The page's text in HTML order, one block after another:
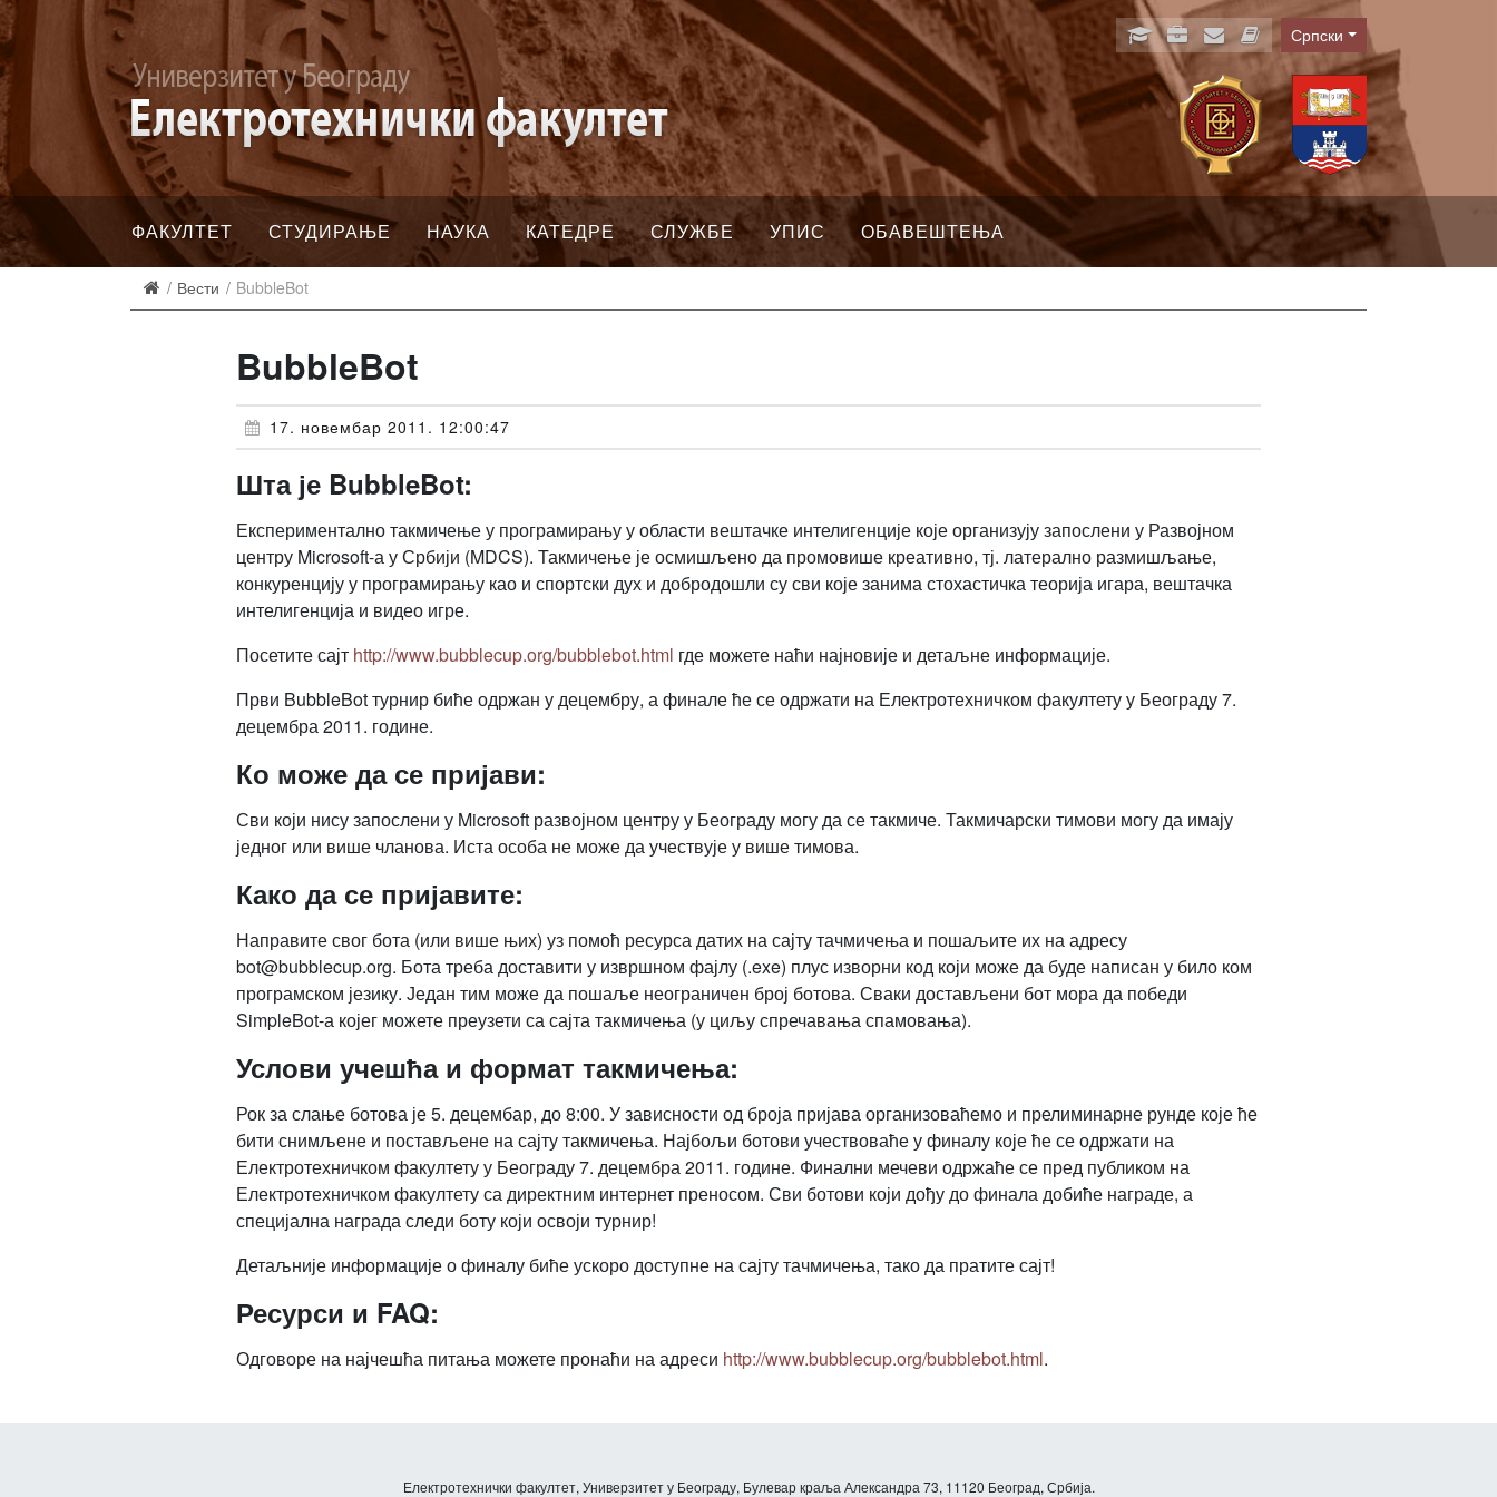
Language
Српски
ФАКУЛТЕТ СТУДИРАЊЕ НАУКА КАТЕДРЕ СЛУЖБЕ УПИС ОБАВЕШТЕЊА
Вести BubbleBot
BubbleBot
17. новембар 2011. 12:00:47
Шта је BubbleBot:
Експериментално такмичење у програмирању у области вештачке интелигенције које организују запослени у Развојном
центру Microsoft-а у Србији (MDCS). Такмичење је осмишљено да промовише креативно, тј. латерално размишљање,
конкуренцију у програмирању као и спортски дух и добродошли су сви које занима стохастичка теорија игара, вештачка
интелигенција и видео игре.
Посетите сајт http://www.bubblecup.org/bubblebot.html где можете наћи најновије и детаљне информације.
Први BubbleBot турнир биће одржан у децембру, а финале ће се одржати на Електротехничком факултету у Београду 7.
децембра 2011. године.
Ко може да се пријави:
Сви који нису запослени у Microsoft развојном центру у Београду могу да се такмиче. Такмичарски тимови могу да имају
једног или више чланова. Иста особа не може да учествује у више тимова.
Како да се пријавите:
Направите свог бота (или више њих) уз помоћ ресурса датих на сајту тачмичења и пошаљите их на адресу
bot@bubblecup.org. Бота треба доставити у извршном фајлу (.exe) плус изворни код који може да буде написан у било ком
програмском језику. Један тим може да пошаље неограничен број ботова. Сваки достављени бот мора да победи
SimpleBot-а којег можете преузети са сајта такмичења (у циљу спречавања спамовања).
Услови учешћа и формат такмичења:
Рок за слање ботова је 5. децембар, до 8:00. У зависности од броја пријава организоваћемо и прелиминарне рунде које ће
бити снимљене и постављене на сајту такмичења. Најбољи ботови учествоваће у финалу које ће се одржати на
Електротехничком факултету у Београду 7. децембра 2011. године. Финални мечеви одржаће се пред публиком на
Електротехничком факултету са директним интернет преносом. Сви ботови који дођу до финала добиће награде, а
специјална награда следи боту који освоји турнир!
Детаљније информације о финалу биће ускоро доступне на сајту тачмичења, тако да пратите сајт!
Ресурси и FAQ:
Одговоре на најчешћа питања можете пронаћи на адреси http://www.bubblecup.org/bubblebot.html.
Електротехнички факултет, Универзитет у Београду, Булевар краља Александра 73, 11120 Београд, Србија.